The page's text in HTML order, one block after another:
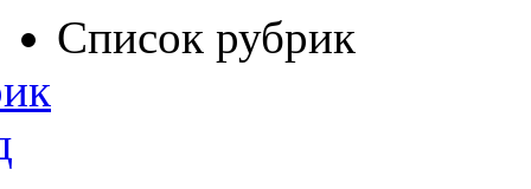
Список рубрик